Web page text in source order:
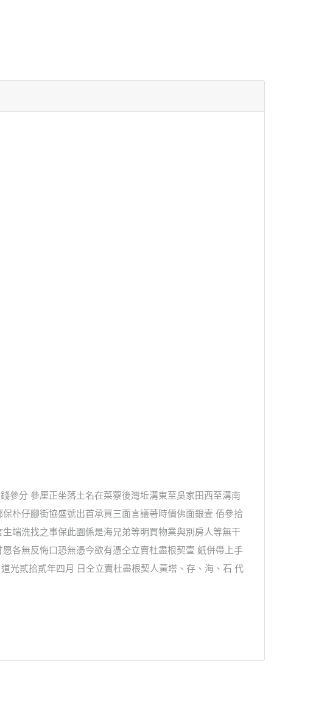
參分 參厘正坐落土名在菜藔後灣坵溝東至吳家田西至溝南
朴仔腳街協盛號出首承買三面言議著時價佛面銀壹 佰參拾
端洗找之事保此園係是海兄弟等明買物業與別房人等無干
各無反悔口恐無憑今欲有憑仝立賣杜盡根契壹 紙併帶上手
光貳拾貳年四月 日仝立賣杜盡根契人黃塔、存、海、石 代